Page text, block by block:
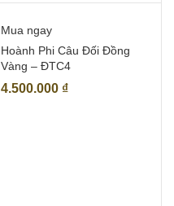
Mua ngay
Hoành Phi Câu Đối Đồng
Vàng – ĐTC4
4.500.000 ₫